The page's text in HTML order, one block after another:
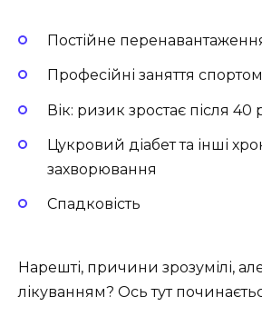
Постійне
Професійні заняття спортом
Вік: ризик зростає після 40
Цукровий діабет та інші
захворювання
Спадковість
Нарешті, причини зрозумілі,
лікуванням? Ось тут